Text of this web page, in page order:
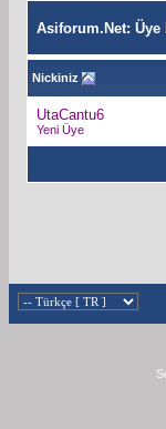
Asiforum.Net: Üye
Nickiniz
UtaCantu6
Yeni Üye